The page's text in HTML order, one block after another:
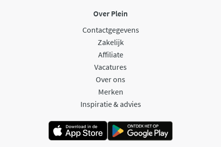
Over Plein
Contactgegevens
Zakelijk
Affiliate
Vacatures
Over ons
Merken
Inspiratie & advies